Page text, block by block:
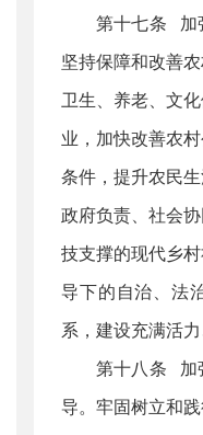
第十七条 加
坚持保障和改善
卫生、养老、文
业，加快改善农
条件，提升农民
政府负责、社会
技支撑的现代乡
导下的自治、法
系，建设充满活
第十八条 加
导。牢固树立和